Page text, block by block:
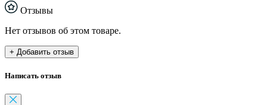
Отзывы
Нет отзывов об этом товаре.
+ Добавить отзыв
Написать отзыв